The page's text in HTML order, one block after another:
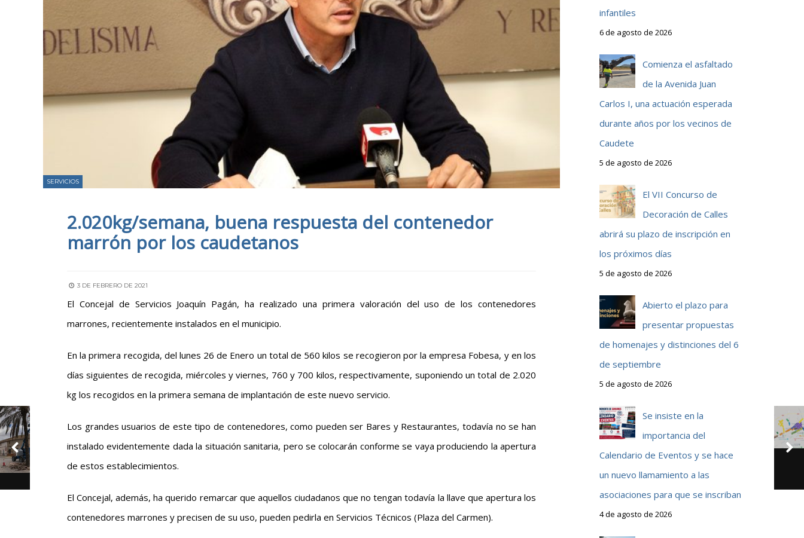
SERVICIOS
2.020kg/semana, buena respuesta del contenedor
marrón por los caudetanos
3 DE FEBRERO DE 2021
El Concejal de Servicios Joaquín Pagán, ha realizado una primera valoración del uso de los contenedores
marrones, recientemente instalados en el municipio.
En la primera recogida, del lunes 26 de Enero un total de 560 kilos se recogieron por la empresa Fobesa, y en los
días siguientes de recogida, miércoles y viernes, 760 y 700 kilos, respectivamente, suponiendo un total de 2.020
kg los recogidos en la primera semana de implantación de este nuevo servicio.
Los grandes usuarios de este tipo de contenedores, como pueden ser Bares y Restaurantes, todavía no se han
instalado evidentemente dada la situación sanitaria, pero se colocarán conforme se vaya produciendo la apertura
de estos establecimientos.
El Concejal, además, ha querido remarcar que aquellos ciudadanos que no tengan todavía la llave que apertura los
contenedores marrones y precisen de su uso, pueden pedirla en Servicios Técnicos (Plaza del Carmen).
infantiles
6 de agosto de 2026
Comienza el asfaltado
de la Avenida Juan
Carlos I, una actuación esperada
durante años por los vecinos de
Caudete
5 de agosto de 2026
El VII Concurso de
Decoración de Calles
abrirá su plazo de inscripción en
los próximos días
5 de agosto de 2026
Abierto el plazo para
presentar propuestas
de homenajes y distinciones del 6
de septiembre
5 de agosto de 2026
Se insiste en la
importancia del
Calendario de Eventos y se hace
un nuevo llamamiento a las
asociaciones para que se inscriban
4 de agosto de 2026